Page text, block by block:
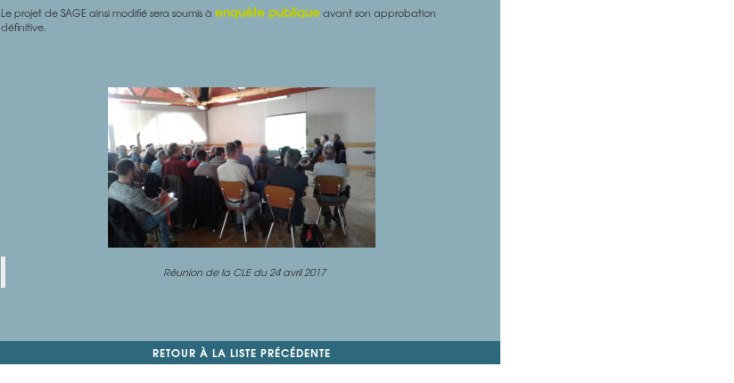
Le projet de SAGE ainsi modifié sera soumis à enquête publiqueavant son approbation
définitive.
Réunion de la CLE du 24 avril 2017
RETOUR À LA LISTE PRÉCÉDENTE